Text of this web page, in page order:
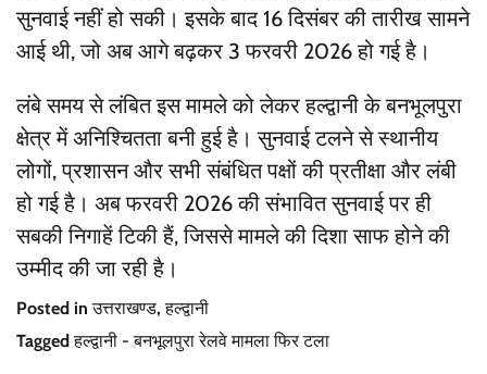
सुनवाई नहीं हो सकी। इसके बाद 16 दिसंबर की तारीख सामने
आई थी, जो अब आगे बढ़कर 3 फरवरी 2026 हो गई है।
लंबे समय से लंबित इस मामले को लेकर हल्द्वानी के बनभूलपुरा
क्षेत्र में अनिश्चितता बनी हुई है। सुनवाई टलने से स्थानीय
लोगों, प्रशासन और सभी संबंधित पक्षों की प्रतीक्षा और लंबी
हो गई है। अब फरवरी 2026 की संभावित सुनवाई पर ही
सबकी निगाहें टिकी हैं, जिससे मामले की दिशा साफ होने की
उम्मीद की जा रही है।
Posted inउत्तराखण्ड,हल्द्वानी
Taggedहल्द्वानी - बनभूलपुरा रेलवे मामला फिर टला